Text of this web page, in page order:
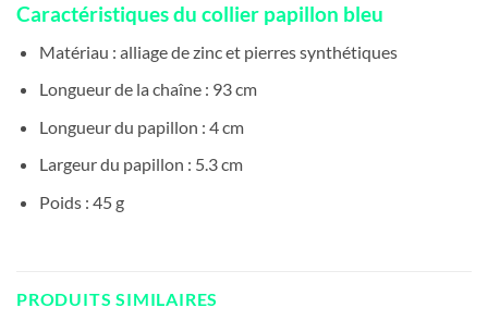
Caractéristiques du collier papillon bleu
Matériau : alliage de zinc et pierres synthétiques
Longueur de la chaîne : 93 cm
Longueur du papillon : 4 cm
Largeur du papillon : 5.3 cm
Poids : 45 g
PRODUITS SIMILAIRES